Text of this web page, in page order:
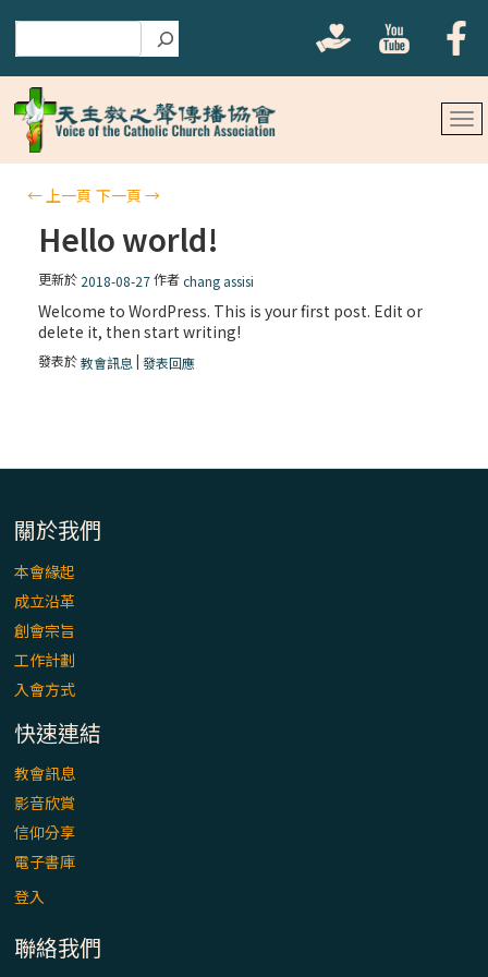
←上一頁 下一頁→
Hello world!
更新於 2018-08-27作者chang assisi
Welcome to WordPress. This is your first post. Edit or
delete it, then start writing!
發表於教會訊息|發表回應
關於我們
本會緣起
成立沿革
創會宗旨
工作計劃
入會方式
快速連結
教會訊息
影音欣賞
信仰分享
電子書庫
登入
聯絡我們